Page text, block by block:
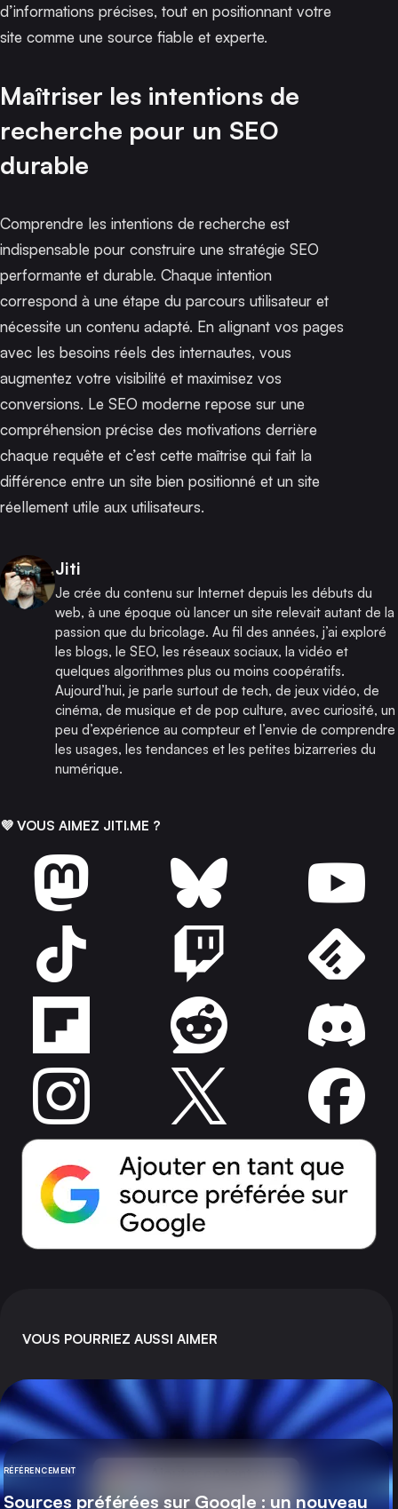
d’informations précises, tout en positionnant votre
site comme une source fiable et experte.
Maîtriser les intentions de
recherche pour un SEO
durable
Comprendre les intentions de recherche est
indispensable pour construire une stratégie SEO
performante et durable. Chaque intention
correspond à une étape du parcours utilisateur et
nécessite un contenu adapté. En alignant vos pages
avec les besoins réels des internautes, vous
augmentez votre visibilité et maximisez vos
conversions. Le SEO moderne repose sur une
compréhension précise des motivations derrière
chaque requête et c’est cette maîtrise qui fait la
différence entre un site bien positionné et un site
réellement utile aux utilisateurs.
Publié par
Jiti
Je crée du contenu sur Internet depuis les débuts du
web, à une époque où lancer un site relevait autant de la
passion que du bricolage. Au fil des années, j’ai exploré
les blogs, le SEO, les réseaux sociaux, la vidéo et
quelques algorithmes plus ou moins coopératifs.
Aujourd’hui, je parle surtout de tech, de jeux vidéo, de
cinéma, de musique et de pop culture, avec curiosité, un
peu d’expérience au compteur et l’envie de comprendre
les usages, les tendances et les petites bizarreries du
numérique.
💜 VOUS AIMEZ JITI.ME ?
VOUS POURRIEZ AUSSI AIMER
CATÉGORIE
RÉFÉRENCEMENT
Sources préférées sur Google : un nouveau